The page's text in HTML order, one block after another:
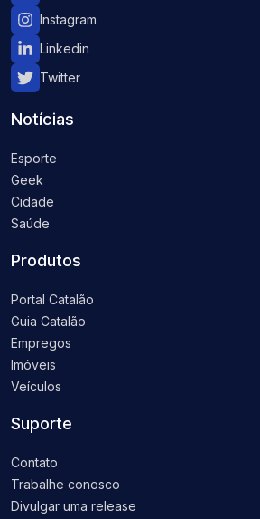
Instagram
Linkedin
Twitter
Notícias
Esporte
Geek
Cidade
Saúde
Produtos
Portal Catalão
Guia Catalão
Empregos
Imóveis
Veículos
Suporte
Contato
Trabalhe conosco
Divulgar uma release